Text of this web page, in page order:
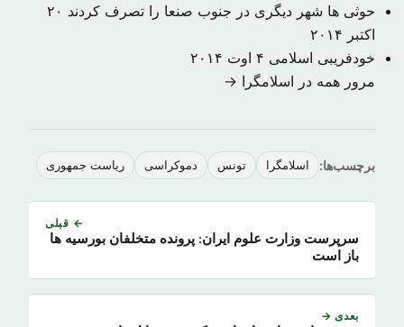
حوثی ها شهر دیگری در جنوب صنعا را تصرف کردند ۲۰
اکتبر ۲۰۱۴
خودفریبی اسلامی ۴ اوت ۲۰۱۴
مرور همه در اسلامگرا →
برچسب‌ها: اسلامگرا تونس دموکراسی ریاست جمهوری
← قبلی
سرپرست وزارت علوم ایران: پرونده متخلفان بورسیه ها
باز است
بعدی →